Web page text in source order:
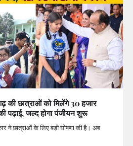
की छात्राओं को मिलेंगे 30 हजार
जल्द होगा पंजीयन शुरू
ने छात्राओं के लिए बड़ी घोषणा की है। अब